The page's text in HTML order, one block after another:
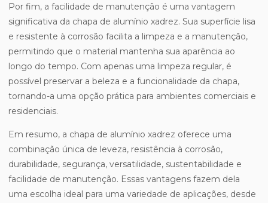
Por fim, a facilidade de manutenção é uma vantagem
significativa da chapa de alumínio xadrez. Sua superfície lisa
e resistente à corrosão facilita a limpeza e a manutenção,
permitindo que o material mantenha sua aparência ao
longo do tempo. Com apenas uma limpeza regular, é
possível preservar a beleza e a funcionalidade da chapa,
tornando-a uma opção prática para ambientes comerciais e
residenciais.
Em resumo, a chapa de alumínio xadrez oferece uma
combinação única de leveza, resistência à corrosão,
durabilidade, segurança, versatilidade, sustentabilidade e
facilidade de manutenção. Essas vantagens fazem dela
uma escolha ideal para uma variedade de aplicações, desde